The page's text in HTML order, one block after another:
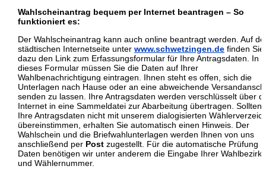
Wahlscheinantrag bequem per Internet beantragen – So
funktioniert es:
Der Wahlscheinantrag kann auch online beantragt werden. Auf
städtischen Internetseite unter www.schwetzingen.de finden Sie
dazu den Link zum Erfassungsformular für Ihre Antragsdaten. In
dieses Formular müssen Sie die Daten auf Ihrer
Wahlbenachrichtigung eintragen. Ihnen steht es offen, sich die
Unterlagen nach Hause oder an eine abweichende
senden zu lassen. Ihre Antragsdaten werden verschlüsselt über
Internet in eine Sammeldatei zur Abarbeitung übertragen. Sollten
Ihre Antragsdaten nicht mit unserem dialogisierten
übereinstimmen, erhalten Sie automatisch einen Hinweis. Der
Wahlschein und die Briefwahlunterlagen werden Ihnen von uns
anschließend per Post zugestellt. Für die automatische Prüfung
Daten benötigen wir unter anderem die Eingabe Ihrer
und Wählernummer.